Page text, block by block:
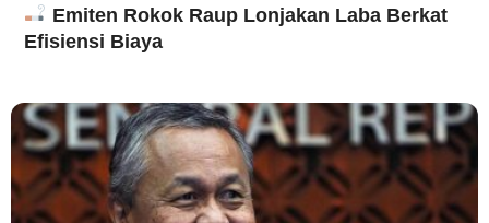
Emiten Rokok Raup Lonjakan Laba Berkat
Efisiensi Biaya